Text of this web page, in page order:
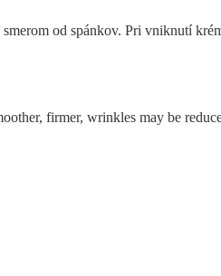
od spánkov. Pri vniknutí
firmer, wrinkles may be